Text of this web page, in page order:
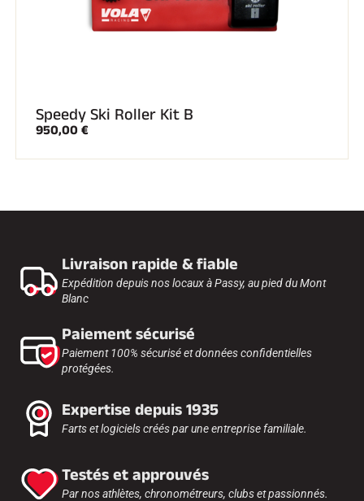
Speedy Ski Roller Kit B
950,00 €
Livraison rapide & fiable
Expédition depuis nos locaux à Passy, au pied du Mont
Blanc
Paiement sécurisé
Paiement 100% sécurisé et données confidentielles
protégées.
Expertise depuis 1935
Farts et logiciels créés par une entreprise familiale.
Testés et approuvés
Par nos athlètes, chronométreurs, clubs et passionnés.